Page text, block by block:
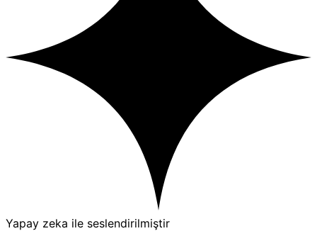
Yapay zeka ile seslendirilmiştir